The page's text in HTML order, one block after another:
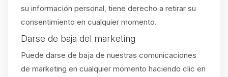
su información personal, tiene derecho a retirar su
consentimiento en cualquier momento.
Darse de baja del marketing
Puede darse de baja de nuestras comunicaciones
de marketing en cualquier momento haciendo clic en